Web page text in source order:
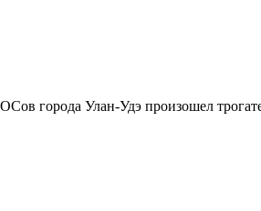
города Улан-Удэ произошел